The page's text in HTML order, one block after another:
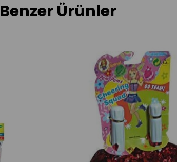
Benzer Ürünler